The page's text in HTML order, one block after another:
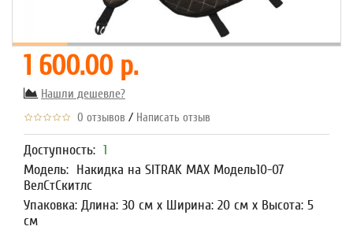
1 600.00 р.
Нашли дешевле?
0 отзывов / Написать отзыв
Доступность: 1
Модель: Накидка на SITRAK MAX Модель10-07
ВелСтСкитлс
Упаковка: Длина: 30 см x Ширина: 20 см x Высота: 5
см